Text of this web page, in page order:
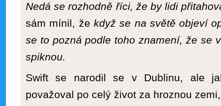
Nedá se rozhodně říci, že by lidi
sám mínil, že když se na světě objeví
se to pozná podle toho znamení, že se
spiknou.
Swift se narodil se v Dublinu, ale
považoval po celý život za hroznou